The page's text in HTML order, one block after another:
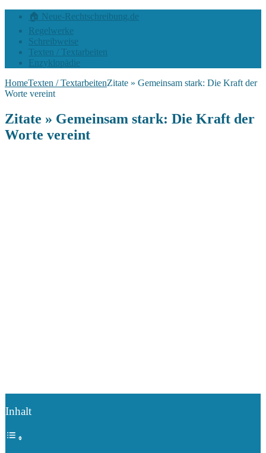
🏠 Neue-Rechtschreibung.de
Regelwerke
Schreibweise
Texten / Textarbeiten
Enzyklopädie
HomeTexten / TextarbeitenZitate » Gemeinsam stark: Die Kraft der
Worte vereint
Zitate » Gemeinsam stark: Die Kraft der
Worte vereint
Inhalt